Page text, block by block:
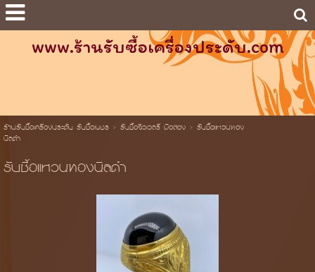
www.ร้านรับซื้อเครื่องประดับ.com
ร้านรับซื้อเครื่องประดับ รับซื้อเพชร> รับซื้อจิวเวลรี่ มือสอง> รับซื้อแหวนทอง
นิลดำ
รับซื้อแหวนทองนิลดำ